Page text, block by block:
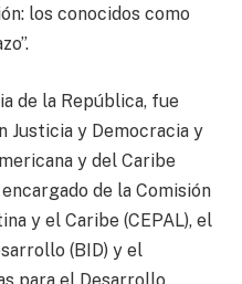
los conocidos como
de la República, fue
Justicia y Democracia y
y del Caribe
de la Comisión
y el Caribe (CEPAL), el
(BID) y el